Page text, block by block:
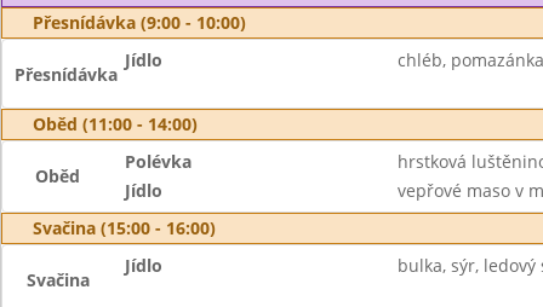
Přesnídávka (9:00 - 10:00)
Přesnídávka
Jídlo chléb,
Oběd (11:00 - 14:00)
Oběd
Polévka
hrstková
Jídlo
vepřové maso v
Svačina (15:00 - 16:00)
Svačina
Jídlo bulka, sýr, ledový